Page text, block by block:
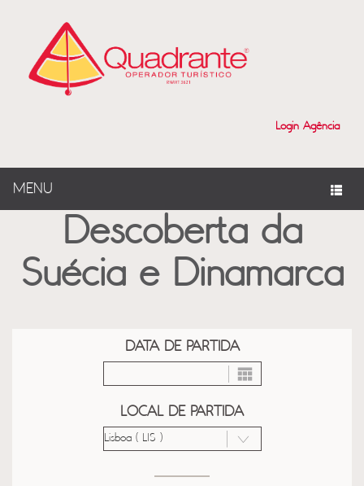
Login Agência
MENU
Descoberta da
Suécia e Dinamarca
DATA DE PARTIDA
LOCAL DE PARTIDA